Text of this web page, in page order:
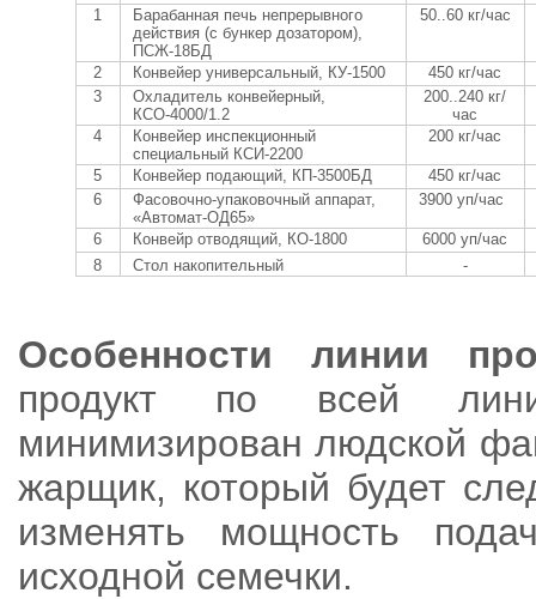
1
Барабанная печь непрерывного
действия (с бункер дозатором),
ПСЖ-18БД
50..60 кг/час
2 Конвейер универсальный, КУ-1500
450 кг/час
3
Охладитель конвейерный,
КСО-4000/1.2
200..240 кг/
час
4
Конвейер инспекционный
специальный КСИ-2200
200 кг/час
5 Конвейер подающий, КП-3500БД
450 кг/час
6
Фасовочно-упаковочный аппарат,
«Автомат-ОД65»
3900 уп/час
6 Конвейр отводящий, КО-1800
6000 уп/час
8
Стол накопительный -
Особенности линии
продукт по всей
минимизирован людской
жарщик, который будет
изменять мощность
исходной семечки.